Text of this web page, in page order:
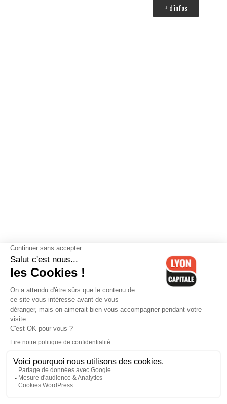
+ d'infos
Contactez-nous-Mentions légales-CGV-Politique de
confidentialité-Gestion des cookies